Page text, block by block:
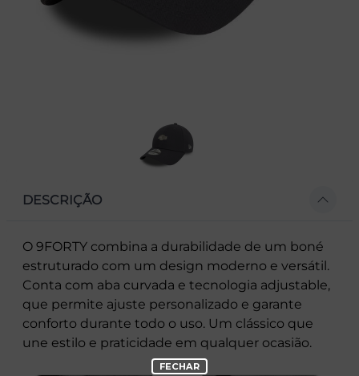
DESCRIÇÃO
O 9FORTY combina a durabilidade de um boné
estruturado com um design moderno e versátil.
Conta com aba curvada e tecnologia adjustable,
que permite ajuste personalizado e garante
conforto durante todo o uso. Um clássico que
une estilo e praticidade em qualquer ocasião.